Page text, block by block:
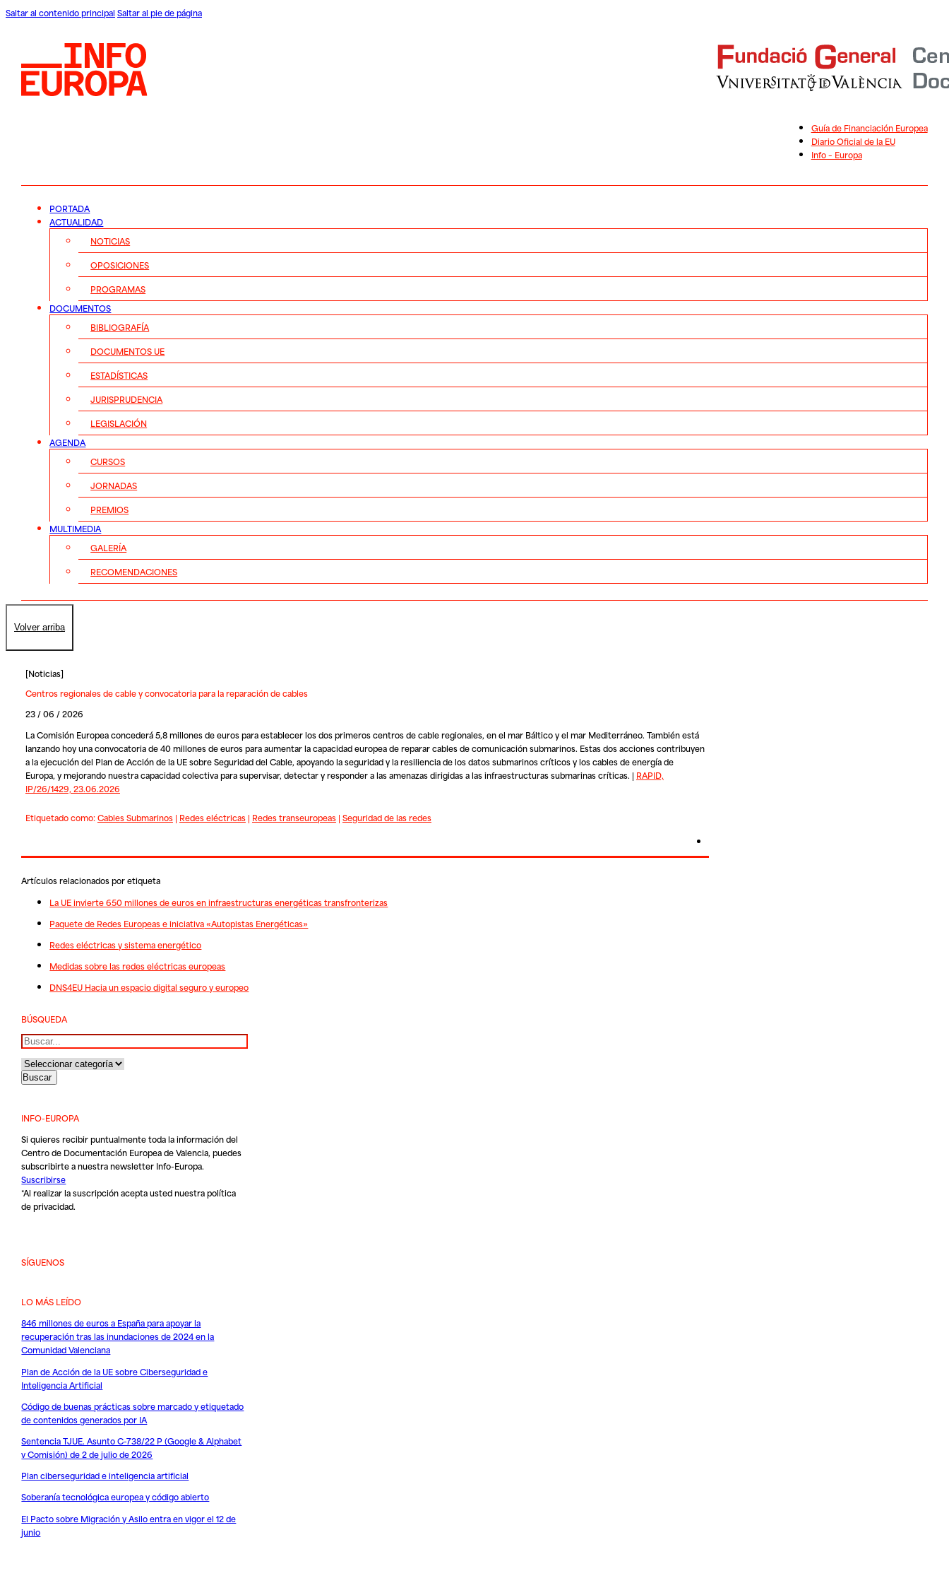
Saltar al contenido principal Saltar al pie de página
Guía de Financiación Europea
Diario Oficial de la EU
Info – Europa
PORTADA
ACTUALIDAD
NOTICIAS
OPOSICIONES
PROGRAMAS
DOCUMENTOS
BIBLIOGRAFÍA
DOCUMENTOS UE
ESTADÍSTICAS
JURISPRUDENCIA
LEGISLACIÓN
AGENDA
CURSOS
JORNADAS
PREMIOS
MULTIMEDIA
GALERÍA
RECOMENDACIONES
Volver arriba
[Noticias]
Centros regionales de cable y convocatoria para la reparación de cables
23 / 06 / 2026
La Comisión Europea concederá 5,8 millones de euros para establecer los dos primeros centros de cable regionales, en el mar Báltico y el mar Mediterráneo. También está
lanzando hoy una convocatoria de 40 millones de euros para aumentar la capacidad europea de reparar cables de comunicación submarinos. Estas dos acciones contribuyen
a la ejecución del Plan de Acción de la UE sobre Seguridad del Cable, apoyando la seguridad y la resiliencia de los datos submarinos críticos y los cables de energía de
Europa, y mejorando nuestra capacidad colectiva para supervisar, detectar y responder a las amenazas dirigidas a las infraestructuras submarinas críticas. | RAPID,
IP/26/1429, 23.06.2026
Etiquetado como:Cables Submarinos| Redes eléctricas| Redes transeuropeas| Seguridad de las redes
Artículos relacionados por etiqueta
La UE invierte 650 millones de euros en infraestructuras energéticas transfronterizas
Paquete de Redes Europeas e iniciativa «Autopistas Energéticas»
Redes eléctricas y sistema energético
Medidas sobre las redes eléctricas europeas
DNS4EU Hacia un espacio digital seguro y europeo
BÚSQUEDA
Buscar
INFO-EUROPA
Si quieres recibir puntualmente toda la información del
Centro de Documentación Europea de Valencia, puedes
subscribirte a nuestra newsletter Info-Europa.
Suscribirse
*Al realizar la suscripción acepta usted nuestrapolítica
de privacidad.
SÍGUENOS
LO MÁS LEÍDO
846 millones de euros a España para apoyar la
recuperación tras las inundaciones de 2024 en la
Comunidad Valenciana
Plan de Acción de la UE sobre Ciberseguridad e
Inteligencia Artificial
Código de buenas prácticas sobre marcado y etiquetado
de contenidos generados por IA
Sentencia TJUE. Asunto C-738/22 P (Google & Alphabet
v Comisión) de 2 de julio de 2026
Plan ciberseguridad e inteligencia artificial
Soberanía tecnológica europea y código abierto
El Pacto sobre Migración y Asilo entra en vigor el 12 de
junio